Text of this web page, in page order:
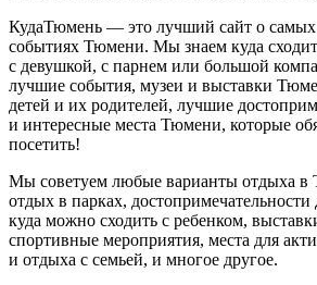
КудаТюмень — это лучший сайт о
событиях Тюмени. Мы знаем куда
с девушкой, с парнем или большой
лучшие события, музеи и выставки
детей и их родителей, лучшие
и интересные места Тюмени, которые
посетить!
Мы советуем любые варианты отдыха
отдых в парках, достопримечательности
куда можно сходить с ребенком,
спортивные мероприятия, места для
и отдыха с семьей, и многое другое.